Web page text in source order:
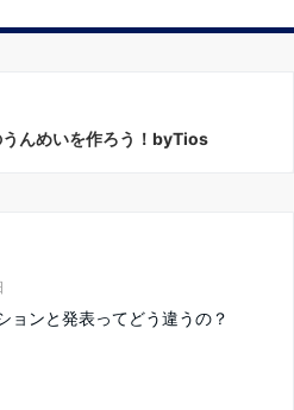
んめいを作ろう！byTios
ョンと発表ってどう違うの？